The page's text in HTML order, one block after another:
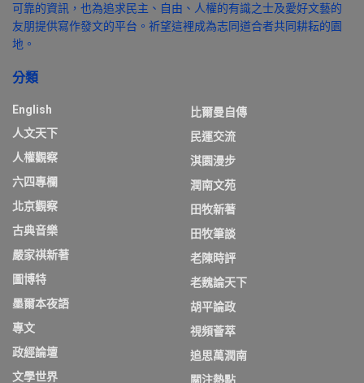
可靠的資訊，也為追求民主、自由、人權的有識之士及愛好文藝的
友朋提供寫作發文的平台。祈望這裡成為志同道合者共同耕耘的園
地。
分類
English
人文天下
人權觀察
六四專欄
北京觀察
古典音樂
嚴家祺新著
圖博特
墨爾本夜語
專文
政經論壇
文學世界
比爾曼自傳
民運交流
淇園漫步
潤南文苑
田牧新著
田牧筆談
老陳時評
老魏論天下
胡平論政
視頻薈萃
追思萬潤南
關注熱點